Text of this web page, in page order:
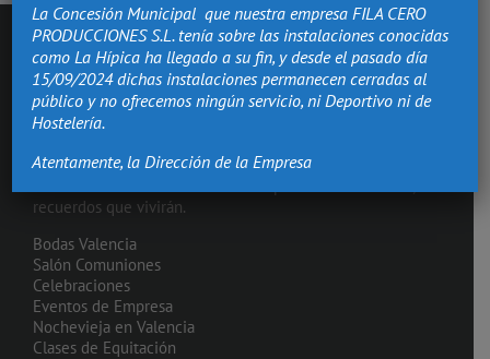
recuerdos que vivirán.
Bodas Valencia
Salón Comuniones
Celebraciones
Eventos de Empresa
Nochevieja en Valencia
Clases de Equitación
La Concesión Municipal que nuestra empresa FILA CERO
PRODUCCIONES S.L. tenía sobre las instalaciones conocidas
como La Hípica ha llegado a su fin, y desde el pasado día
15/09/2024 dichas instalaciones permanecen cerradas al
público y no ofrecemos ningún servicio, ni Deportivo ni de
Hostelería.
Atentamente, la Dirección de la Empresa